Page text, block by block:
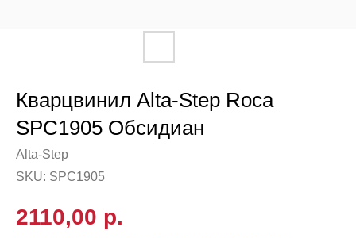
Кварцвинил Alta-Step Roca
SPC1905 Обсидиан
Alta-Step
SKU: SPC1905
2110,00 р.